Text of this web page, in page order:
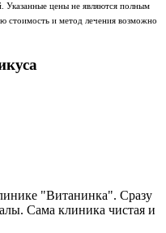
Указанные цены не являются полным
стоимость и метод лечения возможно
"Витанинка". Сразу
Сама клиника чистая и